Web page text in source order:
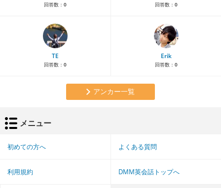
回答数： 0 回答数： 0
TE
回答数： 0
Erik
回答数： 0
アンカー一覧
メニュー
初めての方へ よくある質問
利用規約 DMM英会話トップへ